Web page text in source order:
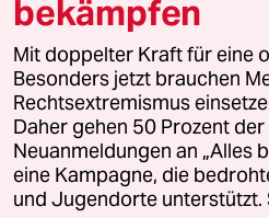
© 2026 taz Verlags und
Alle Rechte vorbehalten. Bei rechtlichen
wenden Sie sich bitte an
lizenzen@taz.de
Feedback Redaktionsstatut
Leitlinie Informant
bekämpfen
Mit doppelter Kraft für eine
Besonders jetzt brauchen
Rechtsextremismus
Daher gehen 50 Prozent
Neuanmeldungen an „Alles
eine Kampagne, die
und Jugendorte unterstützt.